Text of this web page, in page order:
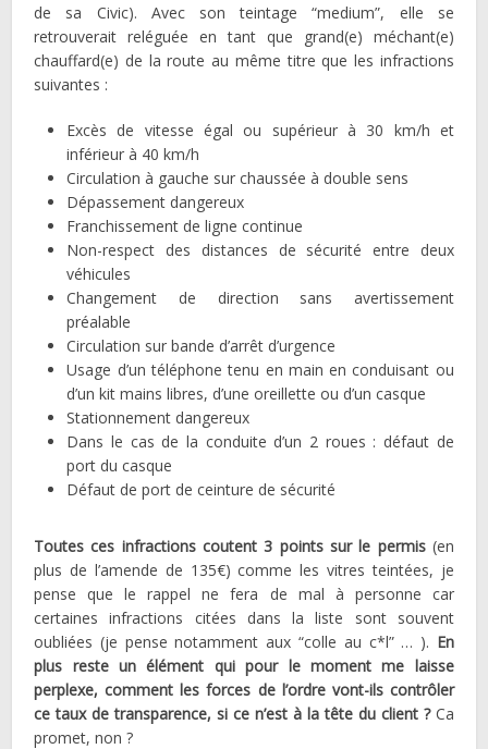
de sa Civic). Avec son teintage “medium”, elle se
retrouverait reléguée en tant que grand(e) méchant(e)
chauffard(e) de la route au même titre que les infractions
suivantes :
Excès de vitesse égal ou supérieur à 30 km/h et
inférieur à 40 km/h
Circulation à gauche sur chaussée à double sens
Dépassement dangereux
Franchissement de ligne continue
Non-respect des distances de sécurité entre deux
véhicules
Changement de direction sans avertissement
préalable
Circulation sur bande d’arrêt d’urgence
Usage d’un téléphone tenu en main en conduisant ou
d’un kit mains libres, d’une oreillette ou d’un casque
Stationnement dangereux
Dans le cas de la conduite d’un 2 roues : défaut de
port du casque
Défaut de port de ceinture de sécurité
Toutes ces infractions coutent 3 points sur le permis(en
plus de l’amende de 135€) comme les vitres teintées, je
pense que le rappel ne fera de mal à personne car
certaines infractions citées dans la liste sont souvent
oubliées (je pense notamment aux “colle au c*l” … ). En
plus reste un élément qui pour le moment me laisse
perplexe, comment les forces de l’ordre vont-ils contrôler
ce taux de transparence, si ce n’est à la tête du client ?Ca
promet, non ?